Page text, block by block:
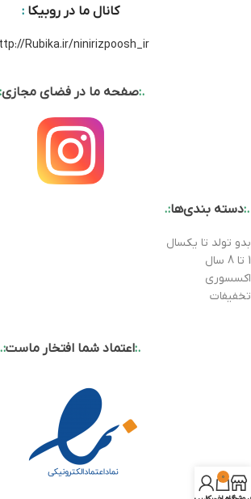
کانال ما در روبیکا:
Rubika.ir/ninirizpoosh_ir
.:صفحه ما در فضای مجازی
.:دسته بندی‌ها:.
بدو تولد تا یکسال
1 تا 8 سال
اکسسوری
تخفیفات
.:اعتماد شما افتخار ماست:.
0